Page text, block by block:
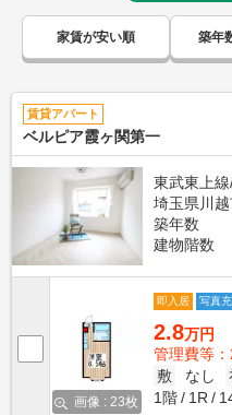
家賃が安い順 築年
賃貸アパート
ベルピア霞ヶ関第一
東武東上
埼玉県川
築年数
建物階数
画像 : 23枚
即入居 写真
2.8万円
管理費等
敷
なし
1階
1R